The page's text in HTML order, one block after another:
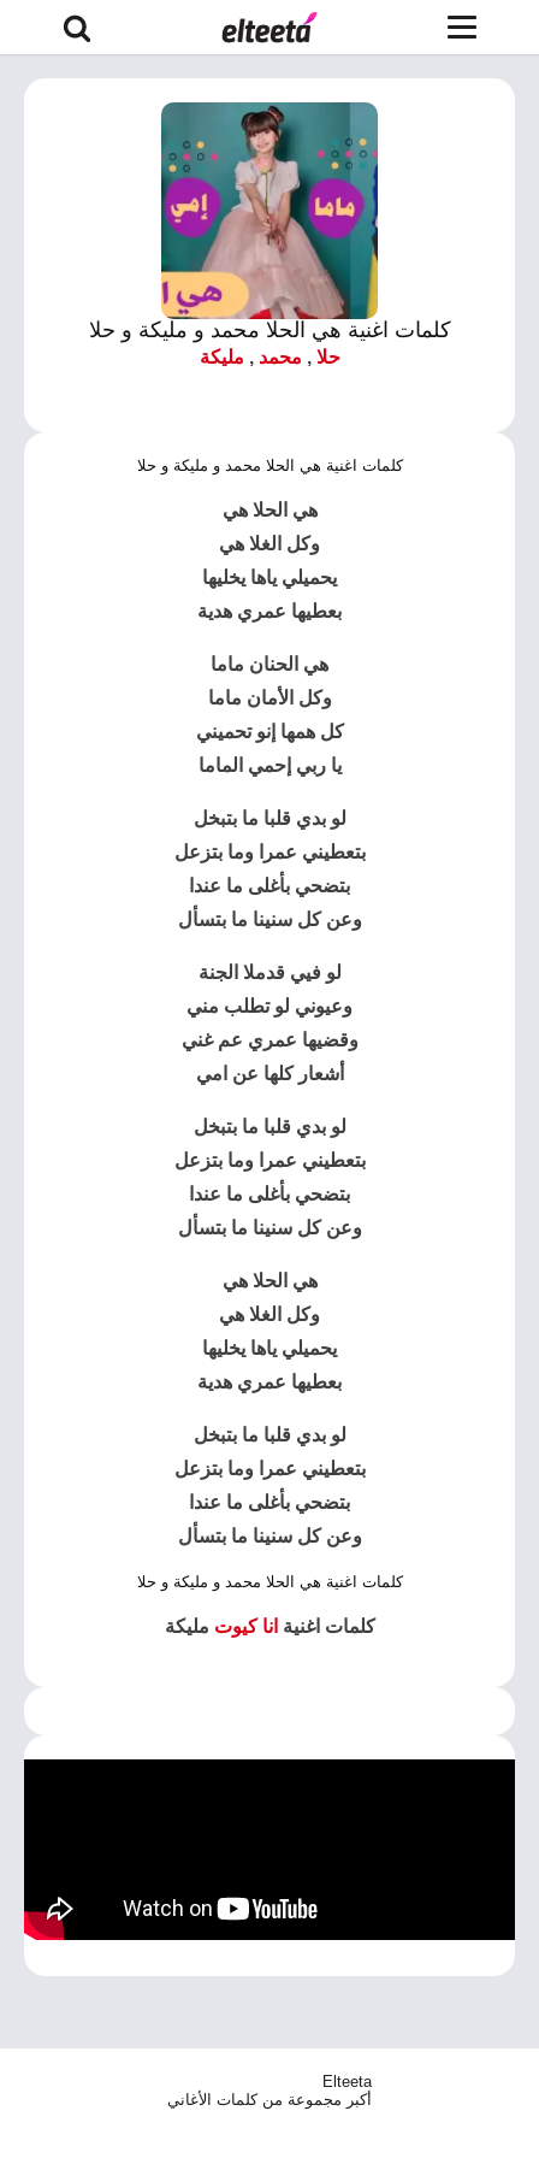
كلمات اغنية هي الحلا محمد و مليكة و حلا
حلا , محمد , مليكة
كلمات اغنية هي الحلا محمد و مليكة و حلا
هي الحلا هي
وكل الغلا هي
يحميلي ياها يخليها
بعطيها عمري هدية
هي الحنان ماما
وكل الأمان ماما
كل همها إنو تحميني
يا ربي إحمي الماما
لو بدي قلبا ما بتبخل
بتعطيني عمرا وما بتزعل
بتضحي بأغلى ما عندا
وعن كل سنينا ما بتسأل
لو فيي قدملا الجنة
وعيوني لو تطلب مني
وقضيها عمري عم غني
أشعار كلها عن امي
لو بدي قلبا ما بتبخل
بتعطيني عمرا وما بتزعل
بتضحي بأغلى ما عندا
وعن كل سنينا ما بتسأل
هي الحلا هي
وكل الغلا هي
يحميلي ياها يخليها
بعطيها عمري هدية
لو بدي قلبا ما بتبخل
بتعطيني عمرا وما بتزعل
بتضحي بأغلى ما عندا
وعن كل سنينا ما بتسأل
كلمات اغنية هي الحلا محمد و مليكة و حلا
كلمات اغنية انا كيوت مليكة
Elteeta
أكبر مجموعة من كلمات الأغاني